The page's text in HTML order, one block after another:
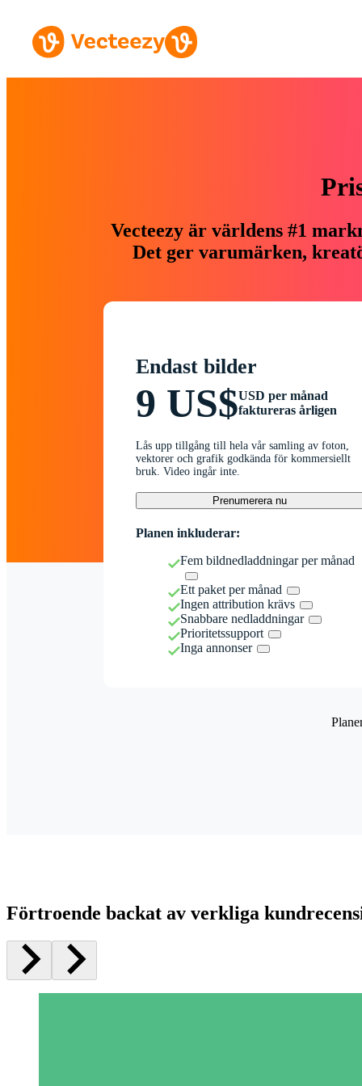
Vecteezy är världens #1
Det ger varumärken,
Endast bilder
9 US$USD per månad
faktureras årligen
Lås upp tillgång till hela vår samling av foton,
vektorer och grafik godkända för kommersiellt
bruk. Video ingår inte.
Prenumerera nu
Planen inkluderar:
Fem bildnedladdningar per månad
Ett paket per månad
Ingen attribution krävs
Snabbare nedladdningar
Prioritetssupport
Inga annonser
Förtroende backat av verkliga